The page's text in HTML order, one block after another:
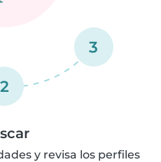
2
3
y revisa los perfiles